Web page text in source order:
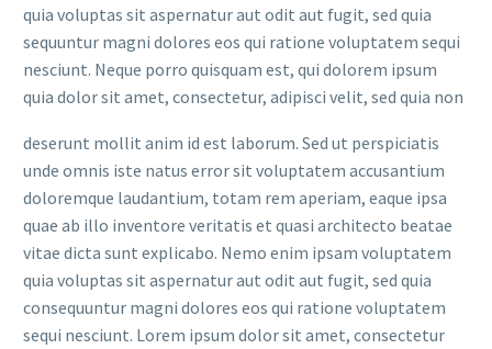
quia voluptas sit aspernatur aut odit aut fugit, sed quia
sequuntur magni dolores eos qui ratione voluptatem sequi
nesciunt. Neque porro quisquam est, qui dolorem ipsum
quia dolor sit amet, consectetur, adipisci velit, sed quia non
deserunt mollit anim id est laborum. Sed ut perspiciatis
unde omnis iste natus error sit voluptatem accusantium
doloremque laudantium, totam rem aperiam, eaque ipsa
quae ab illo inventore veritatis et quasi architecto beatae
vitae dicta sunt explicabo. Nemo enim ipsam voluptatem
quia voluptas sit aspernatur aut odit aut fugit, sed quia
consequuntur magni dolores eos qui ratione voluptatem
sequi nesciunt. Lorem ipsum dolor sit amet, consectetur